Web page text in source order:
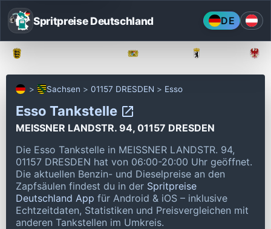
Spritpreise Deutschland DE
Sachsen 01157 DRESDEN Esso
Esso Tankstelle
MEISSNER LANDSTR. 94, 01157 DRESDEN
Die Esso Tankstelle in MEISSNER LANDSTR. 94,
01157 DRESDEN hat von 06:00-20:00 Uhr geöffnet.
Die aktuellen Benzin- und Dieselpreise an den
Zapfsäulen findest du in der Spritpreise
Deutschland App für Android & iOS – inklusive
Echtzeitdaten, Statistiken und Preisvergleichen mit
anderen Tankstellen im Umkreis.